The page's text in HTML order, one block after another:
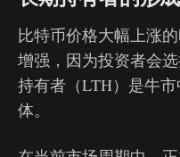
比特币价格大幅上涨
增强，因为投资者会
持有者（LTH）是牛
体。